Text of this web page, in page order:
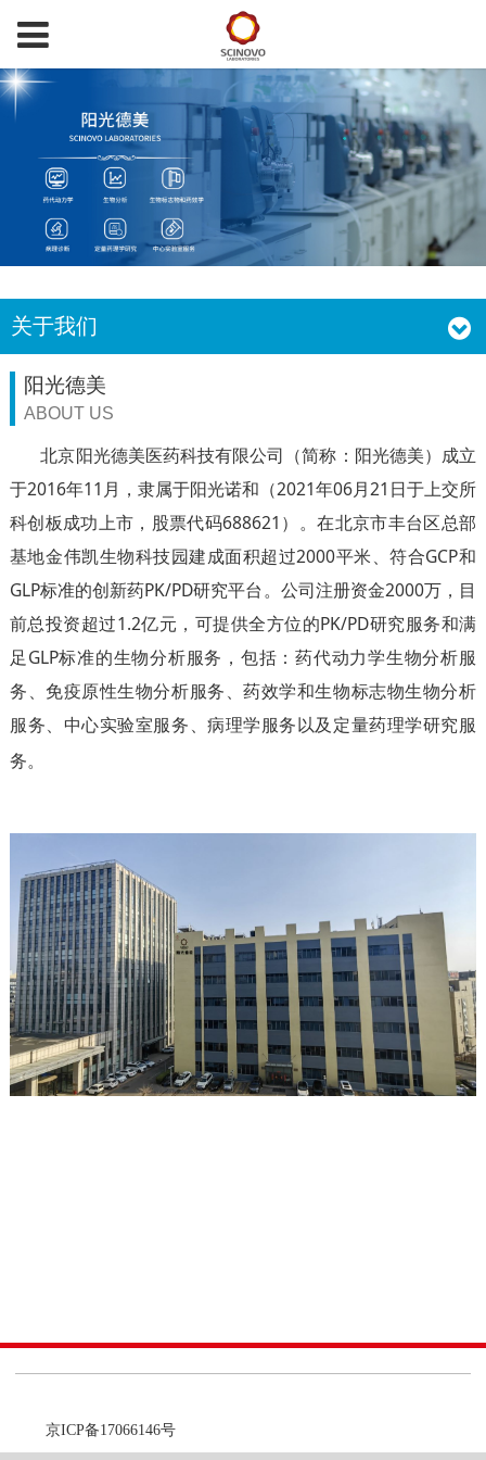
关于我们
阳光德美
ABOUT US
北京阳光德美医药科技有限公司（简称：阳光德美）成立
于2016年11月，隶属于阳光诺和（2021年06月21日于上交所
科创板成功上市，股票代码688621）。在北京市丰台区总部
基地金伟凯生物科技园建成面积超过2000平米、符合GCP和
GLP标准的创新药PK/PD研究平台。 公司注册资金2000万，目
前总投资超过1.2亿元， 可提供全方位的PK/PD研究服务和满
足GLP标准的生物分析服务，包括：药代动力学生物分析服
务、免疫原性生物分析服务、药效学和生物标志物生物分析
服务、中心实验室服务、病理学服务以及定量药理学研究服
务。
京ICP备17066146号